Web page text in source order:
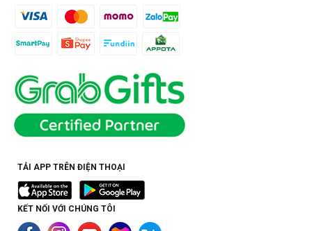
TẢI APP TRÊN ĐIỆN THOẠI
KẾT NỐI VỚI CHÚNG TÔI